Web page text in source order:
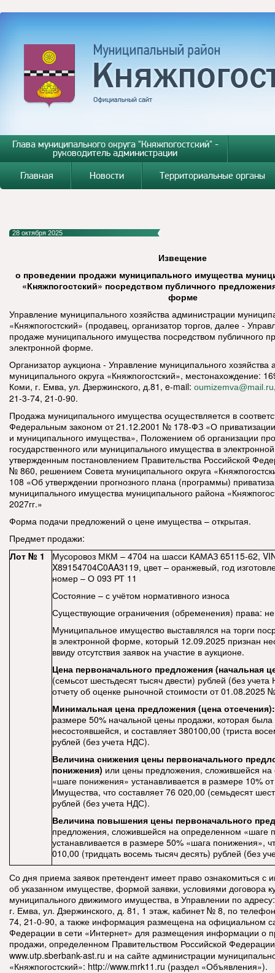
Глава муниципального округа "Княжпогостский" -
руководитель администрации
Главная
Новости Территориальные органы
28 октября 2025
Извещение
о проведении продажи муниципального имущества
«Княжпогостский» посредством публичного
форме
Управление муниципального хозяйства администрации
«Княжпогостский» (продавец, организатор торгов, далее -
продаже муниципального имущества посредством публичного
электронной форме.
Организатор аукциона - Управление муниципального хозяйства
муниципального округа «Княжпогостский», местонахождение:
Коми, г. Емва, ул. Дзержинского, д.81, e-mail: oumizemva@mail.ru
21-3-74, 21-0-90.
Продажа муниципального имущества осуществляется в
Федеральным законом от 21.12.2001 № 178-ФЗ «О приватизации
и муниципального имущества», Положением об организации
государственного или муниципального имущества в
утвержденным постановлением Правительства Российской
№ 860, решением Совета муниципального округа
108 «Об утверждении прогнозного плана (программы)
муниципального имущества муниципального района
2027гг.»
Форма подачи предложений о цене имущества – открытая.
Предмет продажи:
Лот № 1
Мусоровоз МКМ – 4704 на шасси КАМАЗ 65115-62,
X89154704C0AA3119, цвет – оранжевый, год
номер – О 093 РТ 11
Состояние – с учётом нормативного износа
Существующие ограничения (обременения) права: не
Муниципальное имущество выставлялся на торги
в электронной форме, который 12.09.2025 признан
ввиду отсутствия заявок на участие в аукционе.
Цена первоначального предложения (начальная
(семьсот шестьдесят тысяч двести) рублей (без
отчету об оценке рыночной стоимости от 01.08.2025
Минимальная цена предложения (цена отсечения):
размере 50% начальной цены продажи, которая была
несостоявшейся, и составляет 380100,00 (триста
рублей (без учета НДС).
Величина снижения цены первоначального
понижения) или цены предложения, сложившейся
«шаге понижения» устанавливается в размере 10%
Имущества, что составляет 76 020,00 (семьдесят
рублей (без учета НДС).
Величина повышения цены первоначального
предложения, сложившейся на определенном «шаге
устанавливается в размере 50% «шага понижения»,
010,00 (тридцать восемь тысяч десять) рублей (без
Со дня приема заявок претендент имеет право ознакомиться с
об указанном имуществе, формой заявки, условиями договора
муниципального движимого имущества, в Управлении по
г. Емва, ул. Дзержинского, д. 81, 1 этаж, кабинет № 8, по
74, 21-0-90, а также информация размещена на официальном
Федерации в сети «Интернет» для размещения информации о
продажи, определенном Правительством Российской
www.utp.sberbank-ast.ru и на сайте администрации
«Княжпогостский»: http://www.mrk11.ru (раздел «Объявления»).